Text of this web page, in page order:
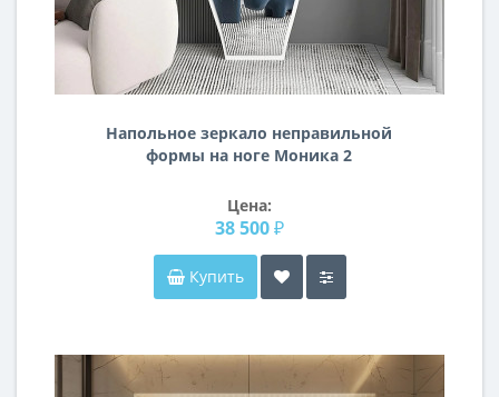
Напольное зеркало неправильной
формы на ноге Моника 2
Цена:
38 500 ₽
Купить